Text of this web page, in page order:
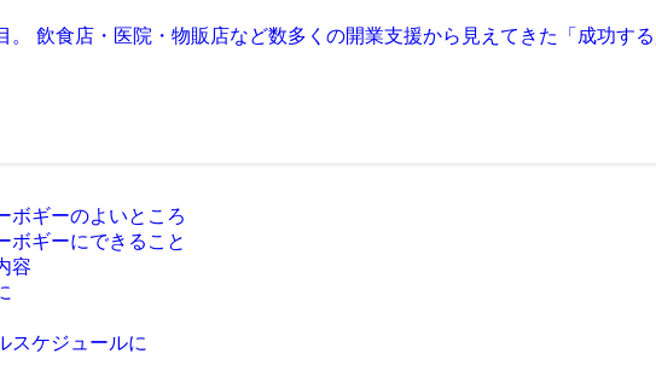
。 飲食店・医院・物販店など数多くの開業支援から見えてきた「成功す
ボギーのよいところ
ボギーにできること
容
スケジュールに